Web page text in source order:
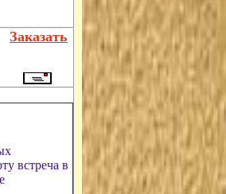
Заказать
встреча в